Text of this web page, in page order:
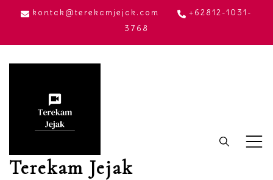
Skip
content
kontak@terekamjejak.com
+62812-1031-
3768
Terekam Jejak